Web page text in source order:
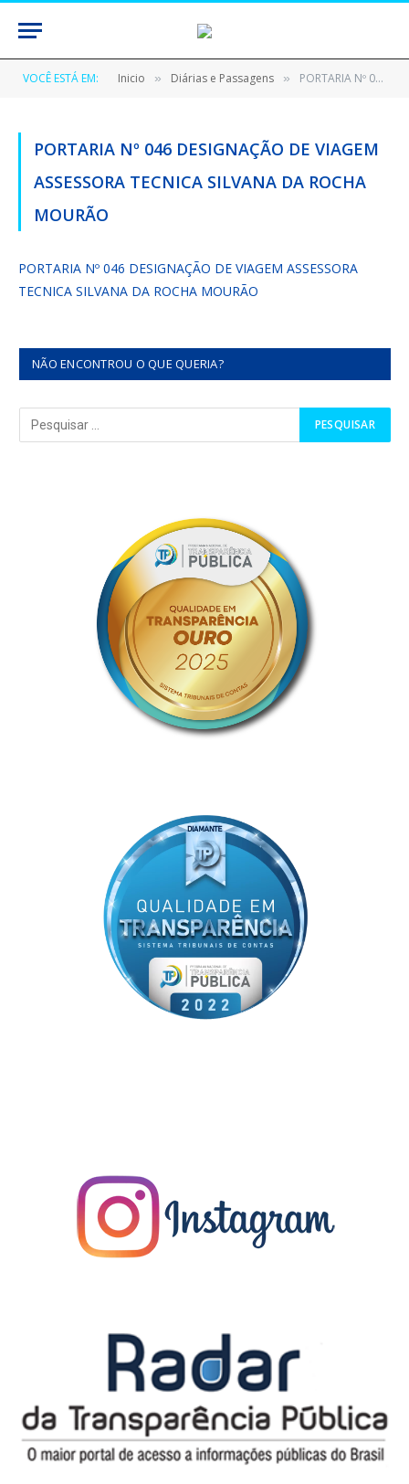
VOCÊ ESTÁ EM: Inicio » Diárias e Passagens » PORTARIA Nº 046 DESIGNAÇÃO DE VIAGEM ASSESSORA TECNICA SILVANA DA ROCHA MOURÃO
PORTARIA Nº 046 DESIGNAÇÃO DE VIAGEM
ASSESSORA TECNICA SILVANA DA ROCHA
MOURÃO
PORTARIA Nº 046 DESIGNAÇÃO DE VIAGEM ASSESSORA
TECNICA SILVANA DA ROCHA MOURÃO
NÃO ENCONTROU O QUE QUERIA?